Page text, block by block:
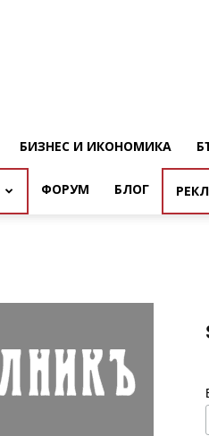
БИЗНЕС И ИКОНОМИКА
ФОРУМ БЛОГ